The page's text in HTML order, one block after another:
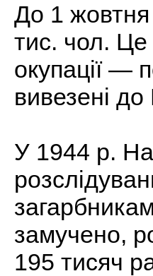
До 1 жовтня
тис. чол. Це
окупації —
вивезені
У 1944 р.
замучено,
195 тисяч